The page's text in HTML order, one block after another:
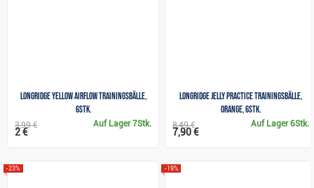
Longridge Yellow Airflow Trainingsbälle,
6Stk.
Auf Lager7Stk.
3,99 €
2 €
Longridge Jelly Practice Trainingsbälle,
orange, 6Stk.
Auf Lager6Stk.
8,49 €
7,90 €
-23% -19%